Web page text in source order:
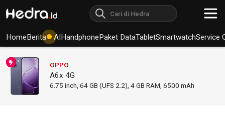
HomeBerita AIHandphonePaket DataTabletSmartwatchService
OPPO
A6x 4G
6.75 inch, 64 GB (UFS 2.2), 4 GB RAM 6500 mAh